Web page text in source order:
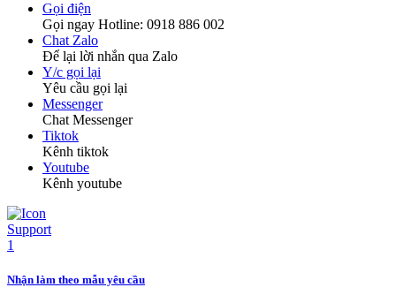
Gọi điện
Gọi ngay Hotline: 0918 886 002
Chat Zalo
Để lại lời nhắn qua Zalo
Y/c gọi lại
Yêu cầu gọi lại
Messenger
Chat Messenger
Tiktok
Kênh tiktok
Youtube
Kênh youtube
Nhận làm theo mẫu yêu cầu